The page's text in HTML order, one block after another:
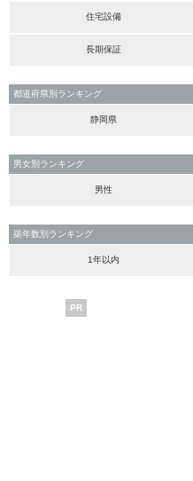
住宅設備
長期保証
都道府県別ランキング
静岡県
男女別ランキング
男性
築年数別ランキング
1年以内
PR